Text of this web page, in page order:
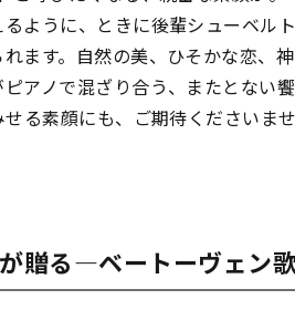
ように、ときに後輩シューベル
ます。自然の美、ひそかな恋、
アノで混ざり合う、またとない
る素顔にも、ご期待くださいませ
贈る―ベートーヴェン